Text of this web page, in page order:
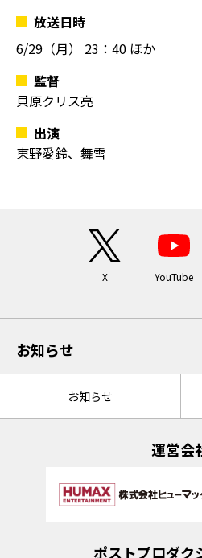
放送日時
6/29（月）
23：40 ほか
監督
貝原クリス亮
出演
東野愛鈴、舞雪
X YouTube
お知らせ
お知らせ
運営会
ポストプロダク